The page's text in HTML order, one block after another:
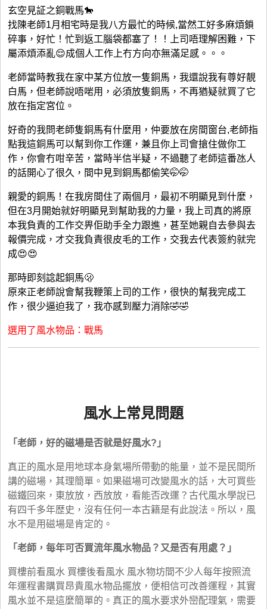
玄空見証之銅戰馬🐎
找陳老師1月相宅時是我八方最忙的時候,當然工好多麻煩鎖
碎事，好忙！忙到返工腦袋都塞了！！上司唔理解困難，下
屬添煩添亂😌成個人工作上冇方向亦無滿足感。。。
老師當時教我在家中某方位放一隻銅馬，我還說我有尊好靚
白馬，但老師說唔啱用，必須放隻銅馬，不再猶疑就買了它
放在指定宮位。
好奇的我問老師隻銅馬有什麼用，仲要放在房間窗台,老師指
點我這銅馬可以幫到你工作運，兼且你上司會搶住做你工
作，你會冇咁辛苦，當時半信半疑，不過聽了老師這番氹人
的話開心了很久，間中見到銅馬都偷笑🤭🤭
親愛的銅馬！在我房間住了兩個月，最初不明顯見到什麼，
但在3月開始就好明顯見到幫助我的力量，我上司真的將原
本我負責的工作交畀佢助手全力跟進，甚至她親自去參與去
報價完成，才交我負責很皮毛的工作，交我去代表簽約就完
成😍😍
那時即刻諗起銅馬🫢
原來正老師說會幫我鞭策上司的工作，很快的幫我完成工
作，很少逼迫我了，我亦感到壓力消除🤣🤣
選用了風水物品：戰馬
風水上常見問題
「老師，好的磁場是否就是好風水?」
真正的風水是用地球本身氣場所帶動的能量，並不是民間所
講的磁場，其理簡單。如果磁場可改變風水的話，大可買些
磁鐵回來，東放放，西放放，看能否改運？古代風水學說已
有四千多年歴史，沒有任何一本古籍是有此說法。所以，風
水不是用磁場是肯定的。
「老師，每年可否買流年風水物品？又是否有用處？」
買樓前看風水 買樓後看風水 風水物坊間不少人每年按照流
年運程書購買昂貴風水物品擺放，便相信可改善運程，其實
風水並不是這麼簡單的。真正的風水要求外巒配理氣，需要